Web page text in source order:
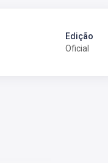
Edição
Oficial